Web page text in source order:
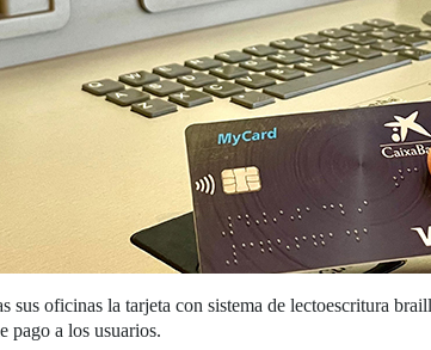
sus oficinas la tarjeta con sistema de lectoescritura
pago a los usuarios.